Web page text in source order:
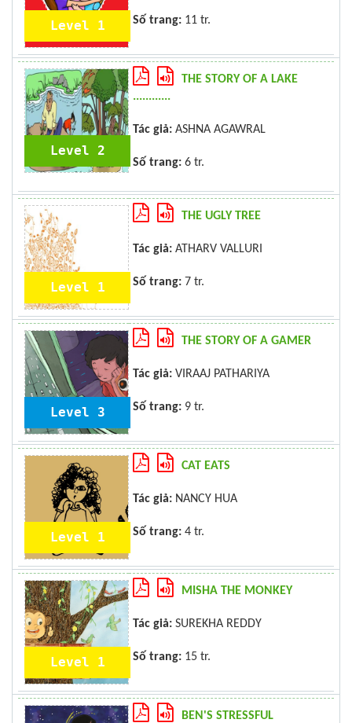
Level 1 Số trang: 11 tr.
Level 2
THE STORY OF A LAKE
............
Tác giả: ASHNA AGAWRAL
Số trang: 6 tr.
Level 1
THE UGLY TREE
Tác giả: ATHARV VALLURI
Số trang: 7 tr.
Level 3
THE STORY OF A GAMER
Tác giả: VIRAAJ PATHARIYA
Số trang: 9 tr.
Level 1
CAT EATS
Tác giả: NANCY HUA
Số trang: 4 tr.
Level 1
MISHA THE MONKEY
Tác giả: SUREKHA REDDY
Số trang: 15 tr.
BEN'S STRESSFUL